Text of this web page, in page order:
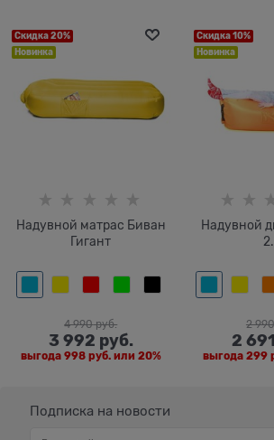
Скидка 20%
Новинка
Надувной матрас Биван
Гигант
4 990 руб.
3 992 руб.
выгода 998 руб.или 20%
Скидка 10%
Новинка
Надувной
2 990
2 691
выгода299
Подписка на новости